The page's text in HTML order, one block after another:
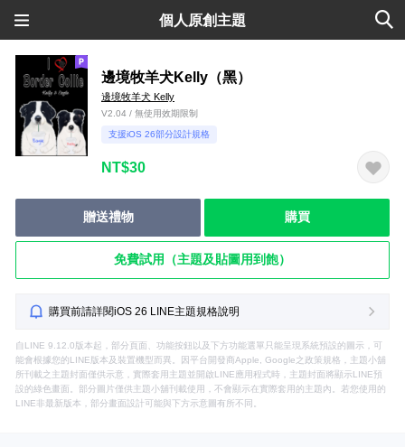
個人原創主題
邊境牧羊犬Kelly（黑）
邊境牧羊犬 Kelly
V2.04 / 無使用效期限制
支援iOS 26部分設計規格
NT$30
贈送禮物 購買
免費試用（主題及貼圖用到飽）
購買前請詳閱iOS 26 LINE主題規格說明
自LINE 9.12.0版本起，部分頁面、功能按鈕以及下方功能選單只能呈現系統預設的圖示，可
能會根據您的LINE版本及裝置機型而異。因平台開發商Apple, Google之政策規格，主題小舖
所刊載之主題封面僅供示意，實際套用主題並開啟LINE應用程式時，主題封面將顯示LINE預
設的綠色畫面。部分圖片僅供主題小舖刊載使用，不會顯示在實際套用的主題內。若您使用的
LINE非最新版本，部分畫面設計可能與下方示意圖有所不同。